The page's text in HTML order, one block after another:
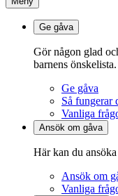
Ge gåva
Gör någon glad
barnens önskelista.
Ge gåva
Så fungerar
Vanliga
Ansök om gåva
Här kan du
Ansök om
Vanliga